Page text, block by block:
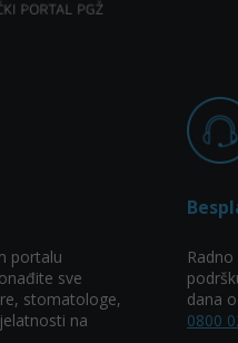
portalu
sve
stomatologe,
na
dana
0800